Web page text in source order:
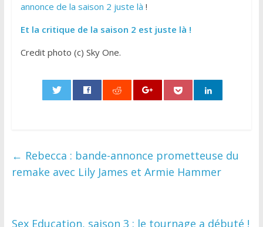
annonce de la saison 2 juste là !
Et la critique de la saison 2 est juste là !
Credit photo (c) Sky One.
← Rebecca : bande-annonce prometteuse du
remake avec Lily James et Armie Hammer
Sex Education, saison 3 : le tournage a débuté !